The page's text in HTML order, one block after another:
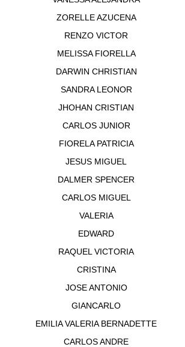
ZORELLE AZUCENA
RENZO VICTOR
MELISSA FIORELLA
DARWIN CHRISTIAN
SANDRA LEONOR
JHOHAN CRISTIAN
CARLOS JUNIOR
FIORELA PATRICIA
JESUS MIGUEL
DALMER SPENCER
CARLOS MIGUEL
VALERIA
EDWARD
RAQUEL VICTORIA
CRISTINA
JOSE ANTONIO
GIANCARLO
EMILIA VALERIA BERNADETTE
CARLOS ANDRE